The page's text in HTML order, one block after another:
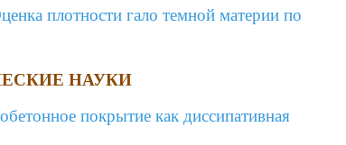
плотности гало темной материи по
НАУКИ
покрытие как диссипативная